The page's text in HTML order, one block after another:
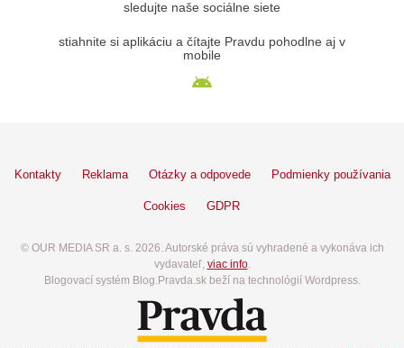
sledujte naše sociálne siete
stiahnite si aplikáciu a čítajte Pravdu pohodlne aj v
mobile
Kontakty Reklama Otázky a odpovede Podmienky používania
Cookies GDPR
© OUR MEDIA SR a. s. 2026. Autorské práva sú vyhradené a vykonáva ich
vydavateľ, viac info.
Blogovací systém Blog.Pravda.sk beží na technológií Wordpress.